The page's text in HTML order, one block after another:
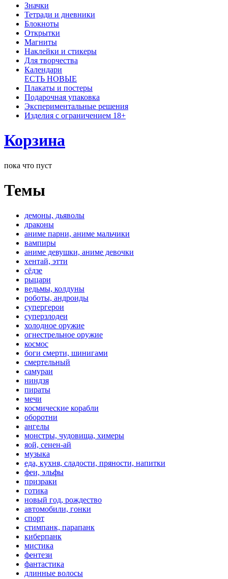
Значки
Тетради и дневники
Блокноты
Открытки
Магниты
Наклейки и стикеры
Для творчества
Календари
ЕСТЬ НОВЫЕ
Плакаты и постеры
Подарочная упаковка
Экспериментальные решения
Изделия с ограничением 18+
Корзина
пока что пуст
Темы
демоны, дьяволы
драконы
аниме парни, аниме мальчики
вампиры
аниме девушки, аниме девочки
хентай, этти
сёдзе
рыцари
ведьмы, колдуны
роботы, андроиды
супергерои
суперзлодеи
холодное оружие
огнестрельное оружие
космос
боги смерти, шинигами
смертельный
самураи
ниндзя
пираты
мечи
космические корабли
оборотни
ангелы
монстры, чудовища, химеры
яой, сенен-ай
музыка
еда, кухня, сладости, пряности, напитки
феи, эльфы
призраки
готика
новый год, рождество
автомобили, гонки
спорт
стимпанк, парапанк
киберпанк
мистика
фентези
фантастика
длинные волосы